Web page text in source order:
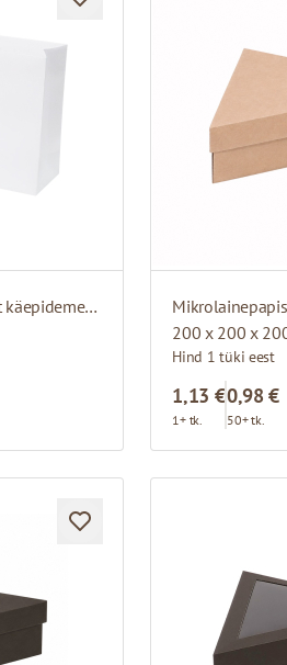
Valged paberkotid kangast käepidemetega
200 x 200 x
Hind 1 tüki eest
1,13 €
1+ tk.
0,98 €
50+ tk.